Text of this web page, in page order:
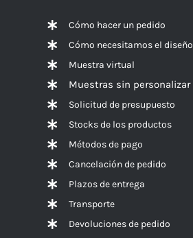
Cómo hacer un pedido
Cómo necesitamos el diseño
Muestra virtual
Muestras sin personalizar
Solicitud de presupuesto
Stocks de los productos
Métodos de pago
Cancelación de pedido
Plazos de entrega
Transporte
Devoluciones de pedido